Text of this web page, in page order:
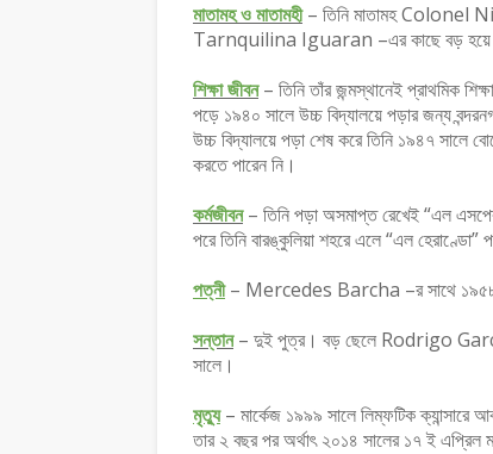
মাতামহ ও মাতামহী– তিনি মাতামহ Colonel
Tarnquilina Iguaran –এর কাছে বড় হয়ে
শিক্ষা জীবন– তিনি তাঁর জন্মস্থানেই প্রাথমিক
পড়ে ১৯৪০ সালে উচ্চ বিদ্যালয়ে পড়ার জন্য
উচ্চ বিদ্যালয়ে পড়া শেষ করে তিনি ১৯৪৭ সালে
করতে পারেন নি।
কর্মজীবন– তিনি পড়া অসমাপ্ত রেখেই “এল
পরে তিনি বারঙ্কুলিয়া শহরে এলে “এল হেরাণ্ডো”
পত্নী – Mercedes Barcha –র সাথে ১৯৫৮
সন্তান– দুই পুত্র। বড় ছেলে Rodrigo
সালে।
মৃত্যু– মার্কেজ ১৯৯৯ সালে লিম্ফটিক
তার ২ বছর পর অর্থাৎ ২০১৪ সালের ১৭ ই এপ্রিল